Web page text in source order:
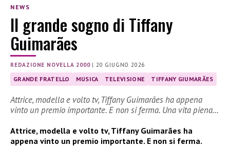
NEWS
Il grande sogno di Tiffany
Guimarães
REDAZIONE NOVELLA 2000|20 GIUGNO 2026
GRANDE FRATELLO MUSICA TELEVISIONE TIFFANY GIUMARÃES
Attrice, modella e volto tv, Tiffany Guimarães ha appena
vinto un premio importante. E non si ferma. Una vita piena…
Attrice, modella e volto tv, Tiffany Guimarães ha
appena vinto un premio importante. E non si ferma.